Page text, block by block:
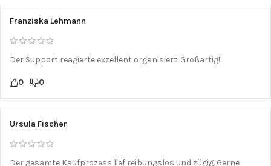
Franziska Lehmann
Der Support reagierte exzellent organisiert. Großartig!
0 0
Ursula Fischer
Der gesamte Kaufprozess lief reibungslos und zügig. Gerne